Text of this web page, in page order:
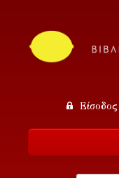
Είσοδος